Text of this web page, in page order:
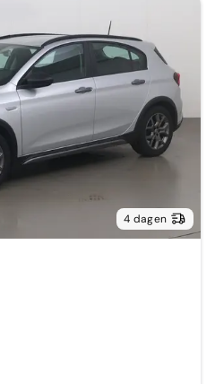
4 dagen